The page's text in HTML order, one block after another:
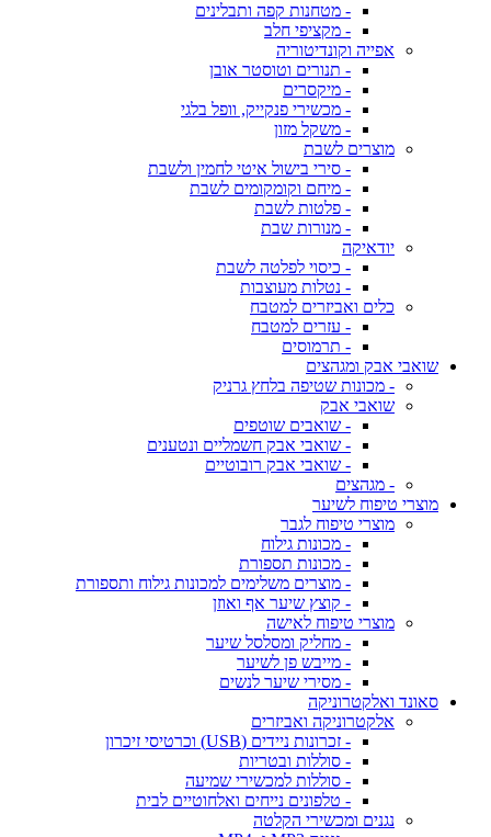
- מטחנות קפה ותבלינים
- מקציפי חלב
אפייה וקונדיטוריה
- תנורים וטוסטר אובן
- מיקסרים
- מכשירי פנקייק, וופל בלגי
- משקל מזון
מוצרים לשבת
- סירי בישול איטי לחמין ולשבת
- מיחם וקומקומים לשבת
- פלטות לשבת
- מנורות שבת
יודאיקה
- כיסוי לפלטה לשבת
- נטלות מעוצבות
כלים ואביזרים למטבח
- עזרים למטבח
- תרמוסים
שואבי אבק ומגהצים
- מכונות שטיפה בלחץ גרניק
שואבי אבק
- שואבים שוטפים
- שואבי אבק חשמליים ונטענים
- שואבי אבק רובוטיים
- מגהצים
מוצרי טיפוח לשיער
מוצרי טיפוח לגבר
- מכונות גילוח
- מכונות תספורת
- מוצרים משלימים למכונות גילוח ותספורת
- קוצץ שיער אף ואוזן
מוצרי טיפוח לאישה
- מחליק ומסלסל שיער
- מייבש פן לשיער
- מסירי שיער לנשים
סאונד ואלקטרוניקה
אלקטרוניקה ואביזרים
- זכרונות ניידים (USB) וכרטיסי זיכרון
- סוללות ובטריות
- סוללות למכשירי שמיעה
- טלפונים נייחים ואלחוטיים לבית
נגנים ומכשירי הקלטה